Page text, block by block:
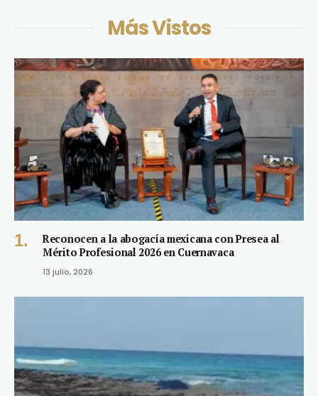
Más Vistos
Reconocen a la abogacía mexicana con Presea al
Mérito Profesional 2026 en Cuernavaca
13 julio, 2026